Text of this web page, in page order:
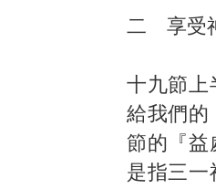
二 享受
十九節上
給我們的
節的『益
是指三一